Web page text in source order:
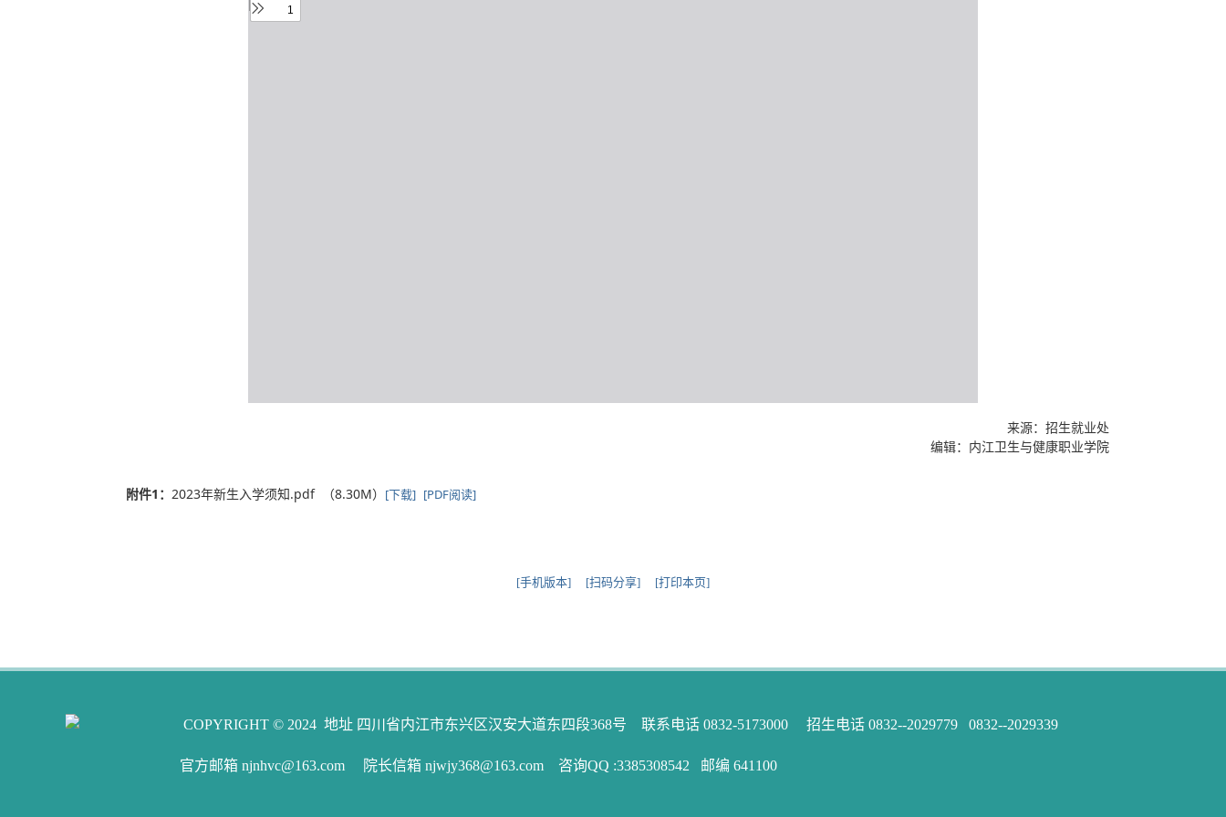
来源：招生就业处
编辑：内江卫生与健康职业学院
附件1： 2023年新生入学须知.pdf （8.30M） [下载] [PDF阅读]
[手机版本] [扫码分享] [打印本页]
COPYRIGHT © 2024 地址 四川省内江市东兴区汉安大道东四段368号 联系电话 0832-5173000 招生电话 0832--2029779 0832--2029339
官方邮箱 njnhvc@163.com 院长信箱 njwjy368@163.com 咨询QQ :3385308542 邮编 641100